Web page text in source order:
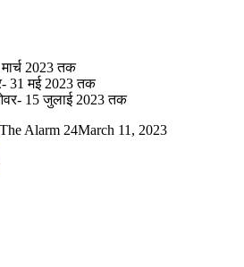
2023 तक
31 मई 2023 तक
15 जुलाई 2023 तक
The Alarm 24March 11, 2023